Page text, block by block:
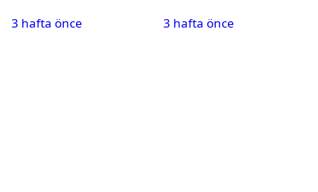
3 hafta önce
3 hafta önce